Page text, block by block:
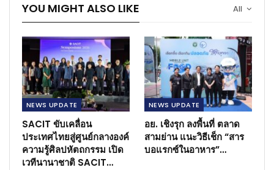
All
YOU MIGHT ALSO LIKE
NEWS​ UPDATE
SACIT ขับเคลื่อน
ประเทศไทยสู่ศูนย์กลางองค์
ความรู้ศิลปหัตถกรรม เปิด
เวทีนานาชาติ SACIT…
NEWS​ UPDATE
อย. เชิงรุก ลงพื้นที่ ตลาด
สามย่าน แนะวิธีเช็ก “สาร
บอแรกซ์ในอาหาร”…